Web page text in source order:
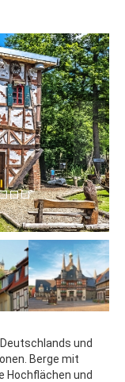
und
Berge mit
Hochflächen und